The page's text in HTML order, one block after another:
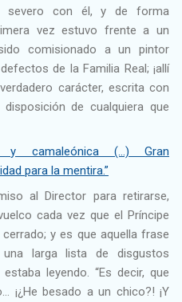
severo con él, y de forma
vez estuvo frente a un
comisionado a un pintor
de la Familia Real; ¡allí
carácter, escrita con
de cualquiera que
y camaleónica (…) Gran
para la mentira.”
al Director para retirarse,
cada vez que el Príncipe
y es que aquella frase
larga lista de disgustos
leyendo. “Es decir, que
¡¿He besado a un chico?! ¡Y